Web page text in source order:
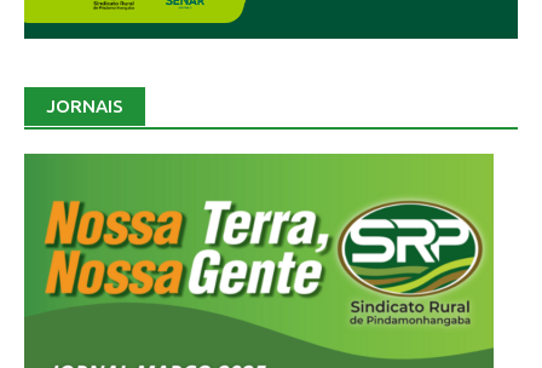
JORNAIS